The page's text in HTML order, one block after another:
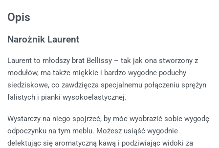
Opis
Narożnik Laurent
Laurent to młodszy brat Bellissy – tak jak ona stworzony z
modułów, ma także miękkie i bardzo wygodne poduchy
siedziskowe, co zawdzięcza specjalnemu połączeniu sprężyn
falistych i pianki wysokoelastycznej.
Wystarczy na niego spojrzeć, by móc wyobrazić sobie wygodę
odpoczynku na tym meblu. Możesz usiąść wygodnie
delektując się aromatyczną kawą i podziwiając widoki za